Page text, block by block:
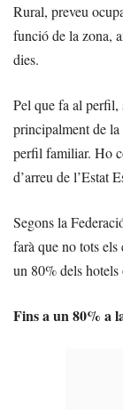
Rural, preveu
funció de la zona,
dies.
Pel que fa al perfil,
principalment de
perfil familiar. Ho
d’arreu de l’Estat
Segons la
farà que no tots
un 80% dels hotels
Fins a un 80% a